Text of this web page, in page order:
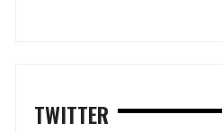
TWITTER